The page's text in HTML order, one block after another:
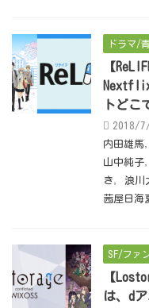
ドラマ/
【
Nextflix
トどこ
2018/
内田雄馬
山中純子
き, 浪川
茜屋日海
SF/ファ
【
は、d